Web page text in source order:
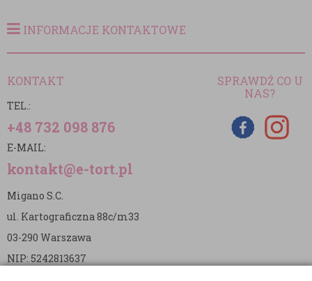
INFORMACJE KONTAKTOWE
KONTAKT
TEL.:
+48 732 098 876
E-MAIL:
kontakt@e-tort.pl
Migano S.C.
ul. Kartograficzna 88c/m33
03-290 Warszawa
NIP: 5242813637
SPRAWDŹ CO U
NAS?